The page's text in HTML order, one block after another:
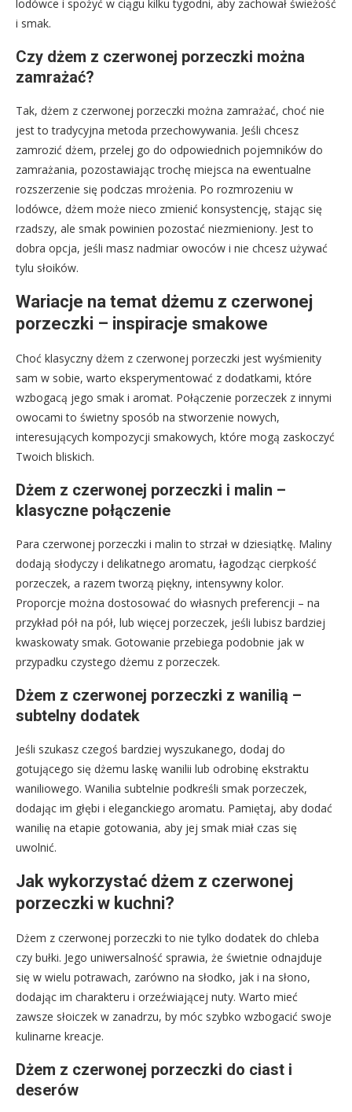
lodówce i spożyć w ciągu kilku tygodni, aby zachował świeżość
i smak.
Czy dżem z czerwonej porzeczki można
zamrażać?
Tak, dżem z czerwonej porzeczki można zamrażać, choć nie
jest to tradycyjna metoda przechowywania. Jeśli chcesz
zamrozić dżem, przelej go do odpowiednich pojemników do
zamrażania, pozostawiając trochę miejsca na ewentualne
rozszerzenie się podczas mrożenia. Po rozmrozeniu w
lodówce, dżem może nieco zmienić konsystencję, stając się
rzadszy, ale smak powinien pozostać niezmieniony. Jest to
dobra opcja, jeśli masz nadmiar owoców i nie chcesz używać
tylu słoików.
Wariacje na temat dżemu z czerwonej
porzeczki – inspiracje smakowe
Choć klasyczny dżem z czerwonej porzeczki jest wyśmienity
sam w sobie, warto eksperymentować z dodatkami, które
wzbogacą jego smak i aromat. Połączenie porzeczek z innymi
owocami to świetny sposób na stworzenie nowych,
interesujących kompozycji smakowych, które mogą zaskoczyć
Twoich bliskich.
Dżem z czerwonej porzeczki i malin –
klasyczne połączenie
Para czerwonej porzeczki i malin to strzał w dziesiątkę. Maliny
dodają słodyczy i delikatnego aromatu, łagodząc cierpkość
porzeczek, a razem tworzą piękny, intensywny kolor.
Proporcje można dostosować do własnych preferencji – na
przykład pół na pół, lub więcej porzeczek, jeśli lubisz bardziej
kwaskowaty smak. Gotowanie przebiega podobnie jak w
przypadku czystego dżemu z porzeczek.
Dżem z czerwonej porzeczki z wanilią –
subtelny dodatek
Jeśli szukasz czegoś bardziej wyszukanego, dodaj do
gotującego się dżemu laskę wanilii lub odrobinę ekstraktu
waniliowego. Wanilia subtelnie podkreśli smak porzeczek,
dodając im głębi i eleganckiego aromatu. Pamiętaj, aby dodać
wanilię na etapie gotowania, aby jej smak miał czas się
uwolnić.
Jak wykorzystać dżem z czerwonej
porzeczki w kuchni?
Dżem z czerwonej porzeczki to nie tylko dodatek do chleba
czy bułki. Jego uniwersalność sprawia, że świetnie odnajduje
się w wielu potrawach, zarówno na słodko, jak i na słono,
dodając im charakteru i orzeźwiającej nuty. Warto mieć
zawsze słoiczek w zanadrzu, by móc szybko wzbogacić swoje
kulinarne kreacje.
Dżem z czerwonej porzeczki do ciast i
deserów